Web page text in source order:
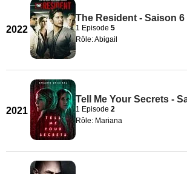
2022
The Resident - Saison 6
1 Episode 5
Rôle: Abigail
2021
Tell Me Your Secrets -
1 Episode 2
Rôle: Mariana